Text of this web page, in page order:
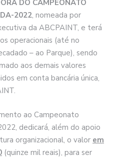
DO CAMPEONATO
2022, nomeada por
da ABCPAINT, e terá
operacionais (até no
– ao Parque), sendo
aos demais valores
em conta bancária única,
ao Campeonato
dedicará, além do apoio
organizacional, o valor em
(quinze mil reais), para ser